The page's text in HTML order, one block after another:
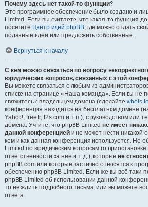
Почему здесь нет такой-то функции?
Это программное обеспечение было создано и
Limited. Если вы считаете, что какая-то функция
посетите Центр идей phpBB, где можно отдать
поданные идеи или предложить собственные.
Вернуться к началу
С кем можно связаться по вопросу
юридических вопросов, связанных с этой
Вы можете связаться с любым из
списке на странице «Наша команда». Если вы не
свяжитесь с владельцем домена (сделайте whois
конференция находится на бесплатном домене
Yahoo!, free.fr, f2s.com и т. п.), с руководством или
домена. Учтите, что phpBB Limited не имеет
данной конференцией и не может нести никакой
кем и как данная конференция используется. Не
Limited по юридическим вопросам (о
ответственности за неё и т. д.), которые не
phpBB.com или которые частично относятся к
обеспечению phpBB Limited. Если же вы всё-таки
phpBB Limited об использовании данной
то не ждите подробного письма, или вы можете
ответа.